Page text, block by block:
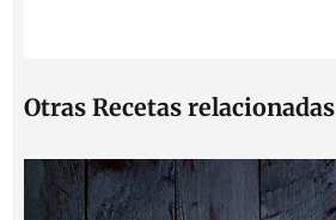
Otras Recetas relacionadas